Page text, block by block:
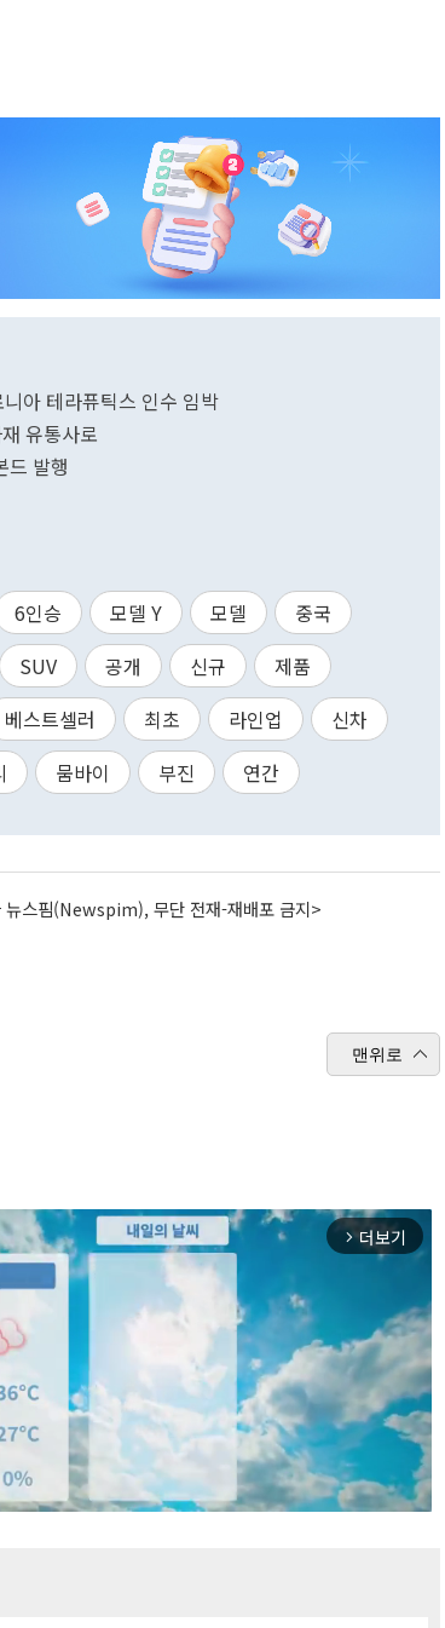
아 테라퓨틱스 인수 임박
유통사로
드 발행
6인승 모델 Y 모델
중국
SUV 공개 신규
제품
베스트셀러 최초 라인업
신차
뭄바이 부진 연간
뉴스핌(Newspim), 무단 전재-재배포 금지>
맨위로
arrow_forward_ios 더보기